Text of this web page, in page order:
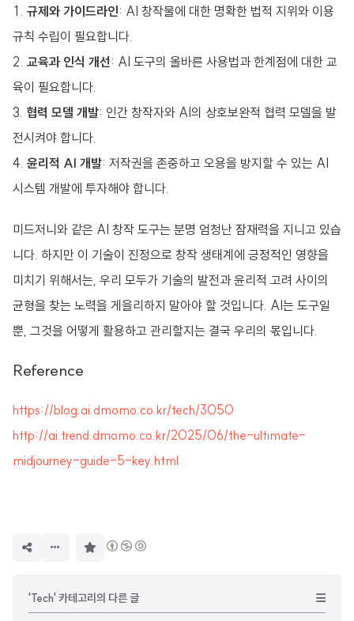
규제와 가이드라인: AI 창작물에 대한 명확한 법적 지위와 이용
규칙 수립이 필요합니다.
교육과 인식 개선 : AI 도구의 올바른 사용법과 한계점에 대한 교
육이 필요합니다.
협력 모델 개발: 인간 창작자와 AI의 상호보완적 협력 모델을 발
전시켜야 합니다.
윤리적 AI 개발: 저작권을 존중하고 오용을 방지할 수 있는 AI
시스템 개발에 투자해야 합니다.
미드저니와 같은 AI 창작 도구는 분명 엄청난 잠재력을 지니고 있습
니다. 하지만 이 기술이 진정으로 창작 생태계에 긍정적인 영향을
미치기 위해서는, 우리 모두가 기술의 발전과 윤리적 고려 사이의
균형을 찾는 노력을 게을리하지 말아야 할 것입니다. AI는 도구일
뿐, 그것을 어떻게 활용하고 관리할지는 결국 우리의 몫입니다.
Reference
https://blog.ai.dmomo.co.kr/tech/3050
http://ai.trend.dmomo.co.kr/2025/06/the-ultimate-
midjourney-guide-5-key.html
'Tech' 카테고리의 다른 글